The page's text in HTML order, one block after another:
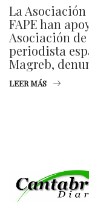
La
FAPE han
Asociación
periodista
Magreb,
LEER MÁS